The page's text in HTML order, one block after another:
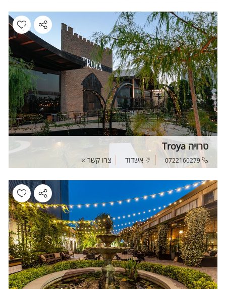
טרויה Troya
0722160279 אשדוד צרו קשר